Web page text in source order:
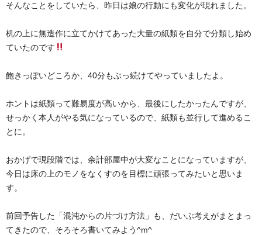
そんなことをしていたら、昨日は娘の行動にも変化が現れました。
机の上に無造作に立てかけてあった大量の紙類を自分で分類し始め
ていたのです
飽きっぽいどころか、40分もぶっ続けてやっていましたよ。
ホントは紙類って難易度が高いから、最後にしたかったんですが、
せっかく本人がやる気になっているので、紙類も並行して進めるこ
とに。
おかげで現段階では、余計部屋中が大変なことになっていますが、
今日は床の上のモノをなくすのを目標に頑張ってみたいと思いま
す。
前回予告した「混沌からの片づけ方法」も、だいぶ考えがまとまっ
てきたので、そろそろ書いてみよう^m^